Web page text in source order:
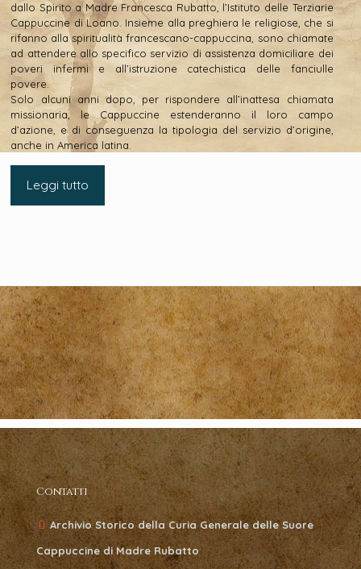
dallo Spirito a Madre Francesca Rubatto, l’Istituto delle Terziarie
Cappuccine di Loano. Insieme alla preghiera le religiose, che si
rifanno alla spiritualità francescano-cappuccina, sono chiamate
ad attendere allo specifico servizio di assistenza domiciliare dei
poveri infermi e all’istruzione catechistica delle fanciulle
povere.
Solo alcuni anni dopo, per rispondere all’inattesa chiamata
missionaria, le Cappuccine estenderanno il loro campo
d’azione, e di conseguenza la tipologia del servizio d’origine,
anche in America latina.
Leggi tutto
Contatti
Archivio Storico della Curia Generale delle Suore
Cappuccine di Madre Rubatto